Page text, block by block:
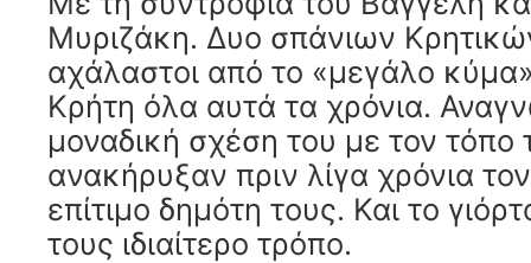
Μυριζάκη. Δυο σπάνιων
αχάλαστοι από το «μεγάλο
Κρήτη όλα αυτά τα χρόνια.
μοναδική σχέση του με τον τόπο
ανακήρυξαν πριν λίγα χρόνια
επίτιμο δημότη τους. Και το
τους ιδιαίτερο τρόπο.